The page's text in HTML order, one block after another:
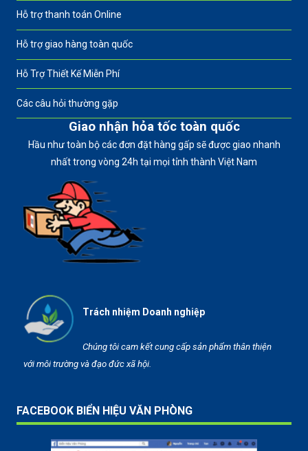
Hỗ trợ thanh toán Online
Hỗ trợ giao hàng toàn quốc
Hỗ Trợ Thiết Kế Miễn Phí
Các câu hỏi thường gặp
Giao nhận hỏa tốc toàn quốc
Hầu như toàn bộ các đơn đặt hàng gấp sẽ được giao nhanh
nhất trong vòng 24h tại mọi tỉnh thành Việt Nam
Trách nhiệm Doanh nghiệp
Chúng tôi cam kết cung cấp sản phẩm thân thiện
với môi trường và đạo đức xã hội.
FACEBOOK BIỂN HIỆU VĂN PHÒNG